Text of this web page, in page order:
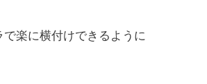
楽に横付けできるように